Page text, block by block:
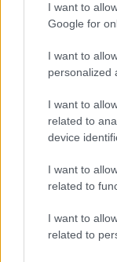
I want to
Google for
I want to
personalized
I want to
related to
device
I want to
related to
I want to
related to